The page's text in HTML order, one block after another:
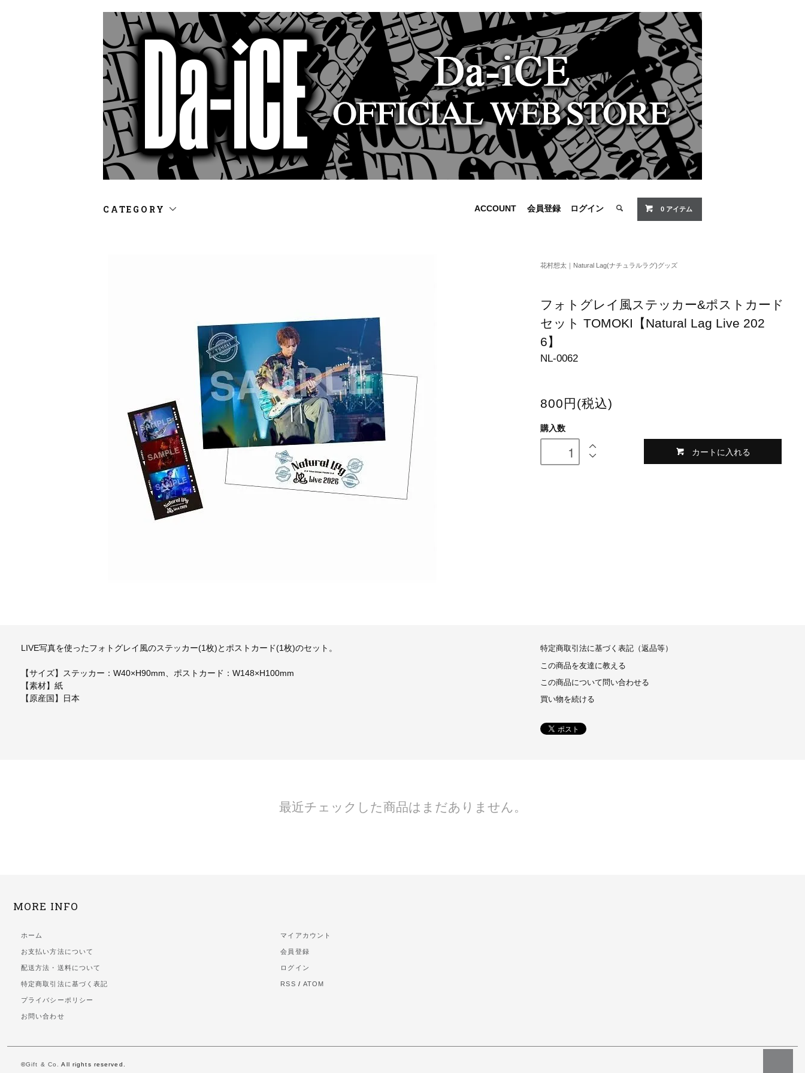
CATEGORY ACCOUNT 会員登録 ログイン 0 アイテム
花村想太｜Natural Lag(ナチュラルラグ)グッズ
フォトグレイ風ステッカー&ポストカード
セット TOMOKI【Natural Lag Live 202
6】
NL-0062
800円(税込)
購入数
カートに入れる
LIVE写真を使ったフォトグレイ風のステッカー(1枚)とポストカード(1枚)のセット。
【サイズ】ステッカー：W40×H90mm、ポストカード：W148×H100mm
【素材】紙
【原産国】日本
特定商取引法に基づく表記（返品等）
この商品を友達に教える
この商品について問い合わせる
買い物を続ける
最近チェックした商品はまだありません。
MORE INFO
ホーム
お支払い方法について
配送方法・送料について
特定商取引法に基づく表記
プライバシーポリシー
お問い合わせ
マイアカウント
会員登録
ログイン
RSS /ATOM
©Gift & Co. All rights reserved.